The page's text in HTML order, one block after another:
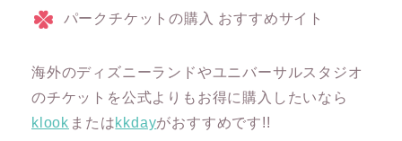
パークチケットの購入 おすすめサイト
海外のディズニーランドやユニバーサルスタジオ
のチケットを公式よりもお得に購入したいなら
klook またはkkdayがおすすめです!!